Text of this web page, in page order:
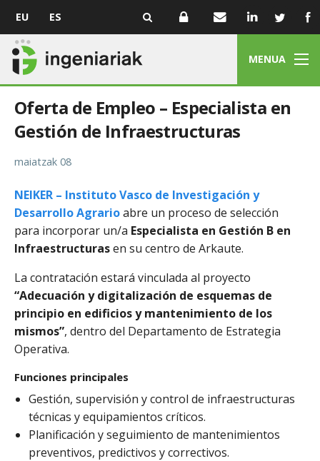
EU ES
MENUA
Oferta de Empleo – Especialista en
Gestión de Infraestructuras
maiatzak 08
NEIKER – Instituto Vasco de Investigación y
Desarrollo Agrarioabre un proceso de selección
para incorporar un/a Especialista en Gestión B en
Infraestructurasen su centro de Arkaute.
La contratación estará vinculada al proyecto
“Adecuación y digitalización de esquemas de
principio en edificios y mantenimiento de los
mismos”, dentro del Departamento de Estrategia
Operativa.
Funciones principales
Gestión, supervisión y control de infraestructuras
técnicas y equipamientos críticos.
Planificación y seguimiento de mantenimientos
preventivos, predictivos y correctivos.